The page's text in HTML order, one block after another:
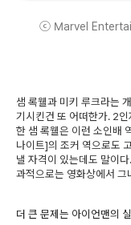
ⓒ Marvel
샘 록웰과 미키 루크라는
기시킨건 또 어떠한가. 2
한 샘 록웰은 이런 소인배
나이트]의 조커 역으로도
낼 자격이 있는데도 말이
과적으로는 영화상에서
더 큰 문제는 아이언맨의